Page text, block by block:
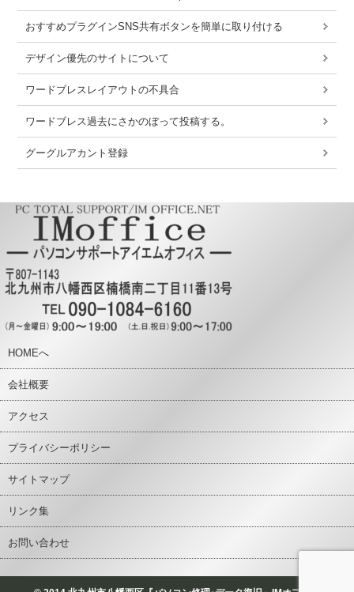
おすすめプラグインSNS共有ボタンを簡単に取り付ける
デザイン優先のサイトについて
ワードブレスレイアウトの不具合
ワードブレス過去にさかのぼって投稿する。
グーグルアカント登録
HOMEへ
会社概要
アクセス
プライバシーポリシー
サイトマップ
リンク集
お問い合わせ